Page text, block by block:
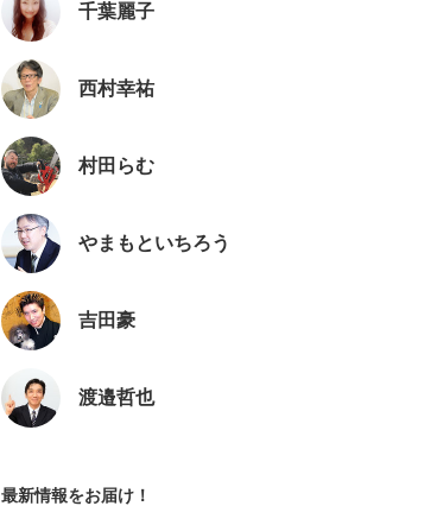
千葉麗子
西村幸祐
村田らむ
やまもといちろう
吉田豪
渡邉哲也
最新情報をお届け！